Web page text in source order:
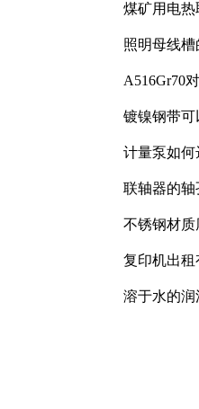
煤矿用电
照明母线
A516Gr70
镀镍钢带
计量泵如
联轴器的
不锈钢材
复印机出
溶于水的